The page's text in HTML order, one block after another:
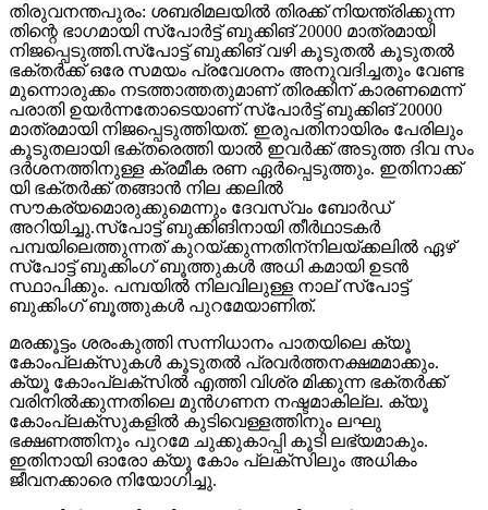
തിരുവനന്തപുരം: ശബരിമലയില്‍ തിരക്ക് നിയന്ത്രിക്കുന്ന
തിന്റെ ഭാഗമായി സ്‌പോര്‍ട്ട് ബുക്കിങ് 20000 മാത്രമായി
നിജപ്പെടുത്തി.സ്‌പോട്ട് ബുക്കിങ് വഴി കൂടുതല്‍ കൂടുതല്‍
ഭക്തര്‍ക്ക് ഒരേ സമയം പ്രവേശനം അനുവദിച്ചതും വേണ്ട
മുന്നൊരുക്കം നടത്താത്തതുമാണ് തിരക്കിന് കാരണമെന്ന്
പരാതി ഉയര്‍ന്നതോടെയാണ് സ്‌പോര്‍ട്ട് ബുക്കിങ് 20000
മാത്രമായി നിജപ്പെടുത്തിയത്. ഇരുപതിനായിരം പേരിലും
കൂടുതലായി ഭക്തരെത്തി യാല്‍ ഇവര്‍ക്ക് അടുത്ത ദിവ സം
ദര്‍ശനത്തിനുള്ള ക്രമീക രണ ഏര്‍പ്പെടുത്തും. ഇതിനാക്ക്
യി ഭക്തര്‍ക്ക് തങ്ങാന്‍ നില ക്കലില്‍
സൗകര്യമൊരുക്കുമെന്നും ദേവസ്വം ബോര്‍ഡ്
അറിയിച്ചു.സ്‌പോട്ട് ബുക്കിങിനായി തീര്‍ഥാടകര്‍
പമ്പയിലെത്തുന്നത് കുറയ്ക്കുന്നതിന്‌നിലയ്ക്കലില്‍ ഏഴ്
സ്‌പോട്ട് ബുക്കിംഗ് ബൂത്തുകള്‍ അധി കമായി ഉടന്‍
സ്ഥാപിക്കും. പമ്പയില്‍ നിലവിലുള്ള നാല് സ്‌പോട്ട്
ബുക്കിംഗ് ബൂത്തുകള്‍ പുറമേയാണിത്.
മരക്കൂട്ടം ശരംകുത്തി സന്നിധാനം പാതയിലെ ക്യൂ
കോംപ്ലക്സുകള്‍ കൂടുതല്‍ പ്രവര്‍ത്തനക്ഷമമാക്കും.
ക്യൂ കോംപ്ലക്‌സില്‍ എത്തി വിശ്ര മിക്കുന്ന ഭക്തര്‍ക്ക്
വരിനില്‍ക്കുന്നതിലെ മുന്‍ഗണന നഷ്ടമാകില്ല. ക്യൂ
കോംപ്ലക്സുകളില്‍ കുടിവെള്ളത്തിനും ലഘു
ഭക്ഷണത്തിനും പുറമേ ചുക്കുകാപ്പി കൂടി ലഭ്യമാകും.
ഇതിനായി ഓരോ ക്യൂ കോം പ്ലക്‌സിലും അധികം
ജീവനക്കാരെ നിയോഗിച്ചു.